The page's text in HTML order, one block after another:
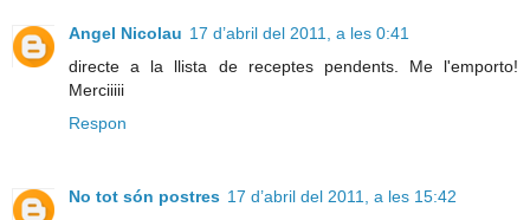
Angel Nicolau 17 d’abril del 2011, a les 0:41
directe a la llista de receptes pendents. Me l'emporto!
Merciiiii
Respon
No tot són postres 17 d’abril del 2011, a les 15:42